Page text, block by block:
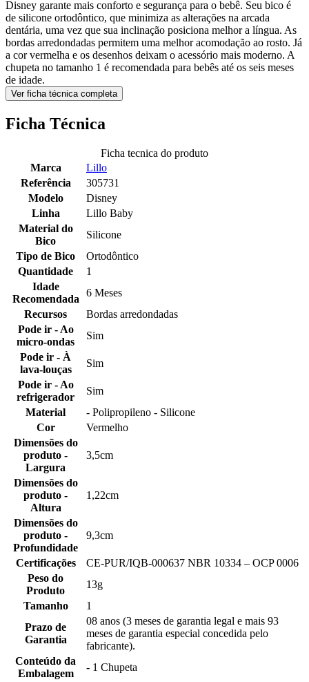
Disney garante mais conforto e segurança para o bebê. Seu bico é
de silicone ortodôntico, que minimiza as alterações na arcada
dentária, uma vez que sua inclinação posiciona melhor a língua. As
bordas arredondadas permitem uma melhor acomodação ao rosto. Já
a cor vermelha e os desenhos deixam o acessório mais moderno. A
chupeta no tamanho 1 é recomendada para bebês até os seis meses
de idade.
Ver ficha técnica completa
Ficha Técnica
Ficha tecnica do produto
Marca
Lillo
Referência
305731
Modelo
Disney
Linha
Lillo Baby
Material do
Bico
Silicone
Tipo de Bico
Ortodôntico
Quantidade
1
Idade
Recomendada
6 Meses
Recursos
Bordas arredondadas
Pode ir - Ao
micro-ondas
Sim
Pode ir - À
lava-louças
Sim
Pode ir - Ao
refrigerador
Sim
Material
- Polipropileno - Silicone
Cor
Vermelho
Dimensões do
produto -
Largura
3,5cm
Dimensões do
produto -
Altura
1,22cm
Dimensões do
produto -
Profundidade
9,3cm
Certificações
CE-PUR/IQB-000637 NBR 10334 – OCP 0006
Peso do
Produto
13g
Tamanho
1
Prazo de
Garantia
08 anos (3 meses de garantia legal e mais 93
meses de garantia especial concedida pelo
fabricante).
Conteúdo da
Embalagem
- 1 Chupeta